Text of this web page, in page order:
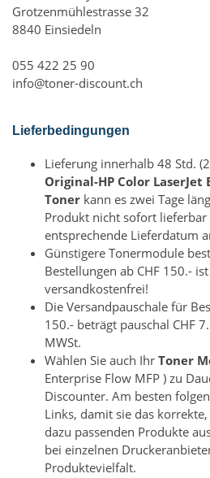
Grotzenmühlestrasse 32
8840 Einsiedeln
055 422 25 90
info@toner-discount.ch
Lieferbedingungen
Lieferung innerhalb 48 Std.
Original-HP Color LaserJet
Toner kann es zwei Tage
Produkt nicht sofort
entsprechende Lieferdatum
Günstigere Tonermodule
Bestellungen ab CHF 150.-
versandkostenfrei!
Die Versandpauschale für
150.- beträgt pauschal CHF
MWSt.
Wählen Sie auch Ihr Toner
Enterprise Flow MFP ) zu
Discounter. Am besten
Links, damit sie das
dazu passenden Produkte
bei einzelnen
Produktevielfalt.